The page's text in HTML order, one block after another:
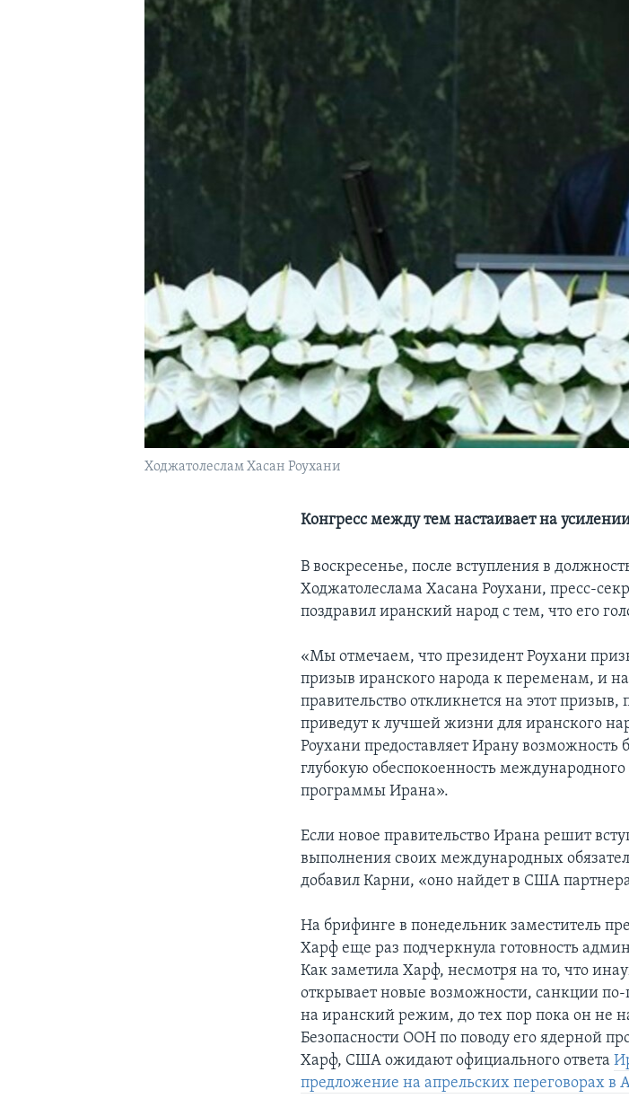
Ходжатолеслам Хасан Роухани
Конгресс между тем настаивает на
В воскресенье, после вступления в
Ходжатолеслама Хасана Роухани, пресс-
поздравил иранский народ с тем, что его
«Мы отмечаем, что президент Роухани
призыв иранского народа к переменам, и
правительство откликнется на этот
приведут к лучшей жизни для иранского
Роухани предоставляет Ирану возможность
глубокую обеспокоенность
программы Ирана».
Если новое правительство Ирана решит
выполнения своих международных
добавил Карни, «оно найдет в США
На брифинге в понедельник заместитель
Харф еще раз подчеркнула готовность
Как заметила Харф, несмотря на то, что
открывает новые возможности, санкции
на иранский режим, до тех пор пока он не
Безопасности ООН по поводу его ядерной
Харф, США ожидают официального ответа
предложение на апрельских переговорах в